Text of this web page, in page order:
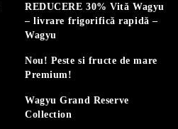
REDUCERE 30% Vită Wagyu
– livrare frigorifică rapidă –
Wagyu
Nou! Peste si fructe de mare
Premium!
Wagyu Grand Reserve
Collection